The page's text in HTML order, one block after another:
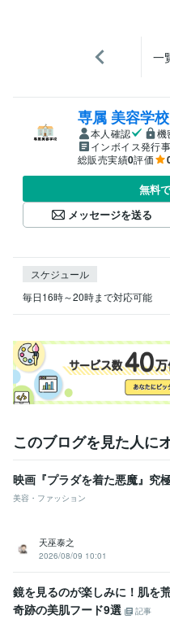
一
専属 美容学校
本人確認
機
インボイス発行
総販売実績0評価
無料
メッセージを送る
スケジュール
毎日16時～20時まで対応可能
このブログを見た人に
映画『プラダを着た悪魔』究
美容・ファッション
天巫泰之
2026/08/09 10:01
鏡を見るのが楽しみに！肌を
奇跡の美肌フード9選
記事